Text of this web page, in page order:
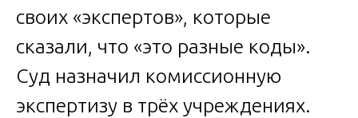
своих «экспертов», которые
сказали, что «это разные коды».
Суд назначил комиссионную
экспертизу в трёх учреждениях.